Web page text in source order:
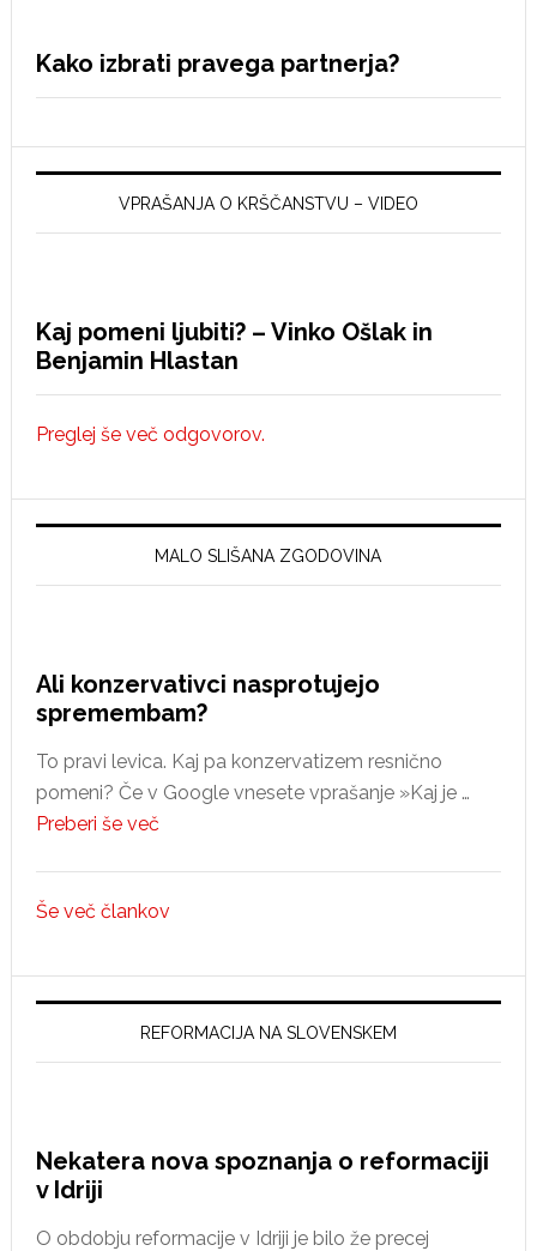
Kako izbrati pravega partnerja?
VPRAŠANJA O KRŠČANSTVU – VIDEO
Kaj pomeni ljubiti? – Vinko Ošlak in
Benjamin Hlastan
Preglej še več odgovorov.
MALO SLIŠANA ZGODOVINA
Ali konzervativci nasprotujejo
spremembam?
To pravi levica. Kaj pa konzervatizem resnično
pomeni? Če v Google vnesete vprašanje »Kaj je …
Preberi še večabout
nasprotujejo
Še več člankov
REFORMACIJA NA SLOVENSKEM
Nekatera nova spoznanja o reformaciji
v Idriji
O obdobju reformacije v Idriji je bilo že precej